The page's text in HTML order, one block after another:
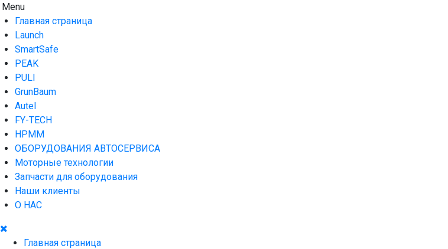
Skip
to
content
AUTO HOUSE
Технологии автосервиса — официальный дистрибьютор Launch в Армении,Launch Armenia
Menu
Главная страница
Launch
SmartSafe
PEAK
PULI
GrunBaum
Autel
FY-TECH
HPMM
ОБОРУДОВАНИЯ АВТОСЕРВИСА
Моторные технологии
Запчасти для оборудования
Наши клиенты
О НАС
Главная страница